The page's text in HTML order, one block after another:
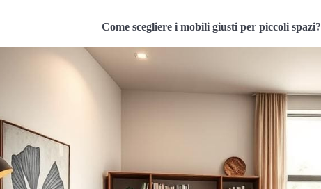
Come scegliere i mobili giusti per piccoli spazi?